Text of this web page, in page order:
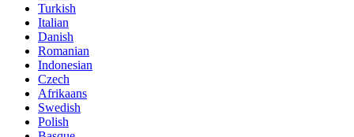
Turkish
Italian
Danish
Romanian
Indonesian
Czech
Afrikaans
Swedish
Polish